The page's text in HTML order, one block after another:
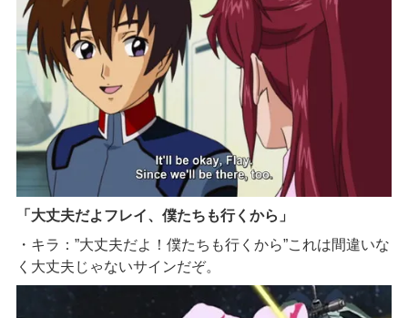
「大丈夫だよフレイ、僕たちも行くから」
・キラ：”大丈夫だよ！僕たちも行くから”これは間違いな
く大丈夫じゃないサインだぞ。